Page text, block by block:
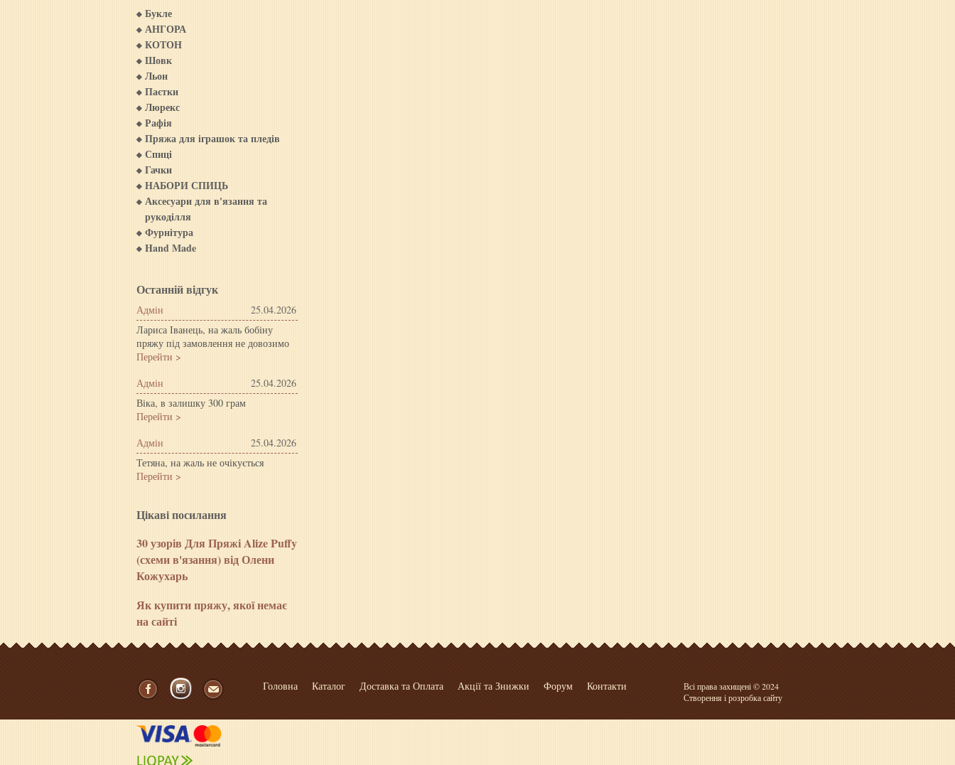
Букле
АНГОРА
КОТОН
Шовк
Льон
Паєтки
Люрекс
Рафія
Пряжа для iграшок та пледiв
Спиці
Гачки
НАБОРИ СПИЦЬ
Аксесуари для в'язання та
рукоділля
Фурнітура
Hand Made
Останній відгук
Адмін
25.04.2026
Лариса Іванець, на жаль бобіну
пряжу під замовлення не довозимо
Перейти >
Адмін
25.04.2026
Віка, в залишку 300 грам
Перейти >
Адмін
25.04.2026
Тетяна, на жаль не очікується
Перейти >
Цiкавi посилання
30 узорів Для Пряжі Alize Puffy
(схеми в'язання) від Олени
Кожухарь
Як купити пряжу, якої немає
на сайті
Головна Каталог Доставка та Оплата Акції та Знижки Форум Контакти
Всі права захищені © 2024
Створення і розробка сайту